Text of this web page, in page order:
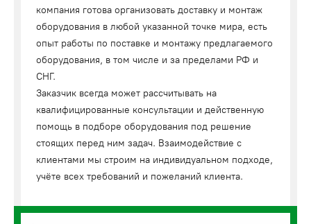
компания готова организовать доставку и монтаж
оборудования в любой указанной точке мира, есть
опыт работы по поставке и монтажу предлагаемого
оборудования, в том числе и за пределами РФ и
СНГ.
Заказчик всегда может рассчитывать на
квалифицированные консультации и действенную
помощь в подборе оборудования под решение
стоящих перед ним задач. Взаимодействие с
клиентами мы строим на индивидуальном подходе,
учёте всех требований и пожеланий клиента.